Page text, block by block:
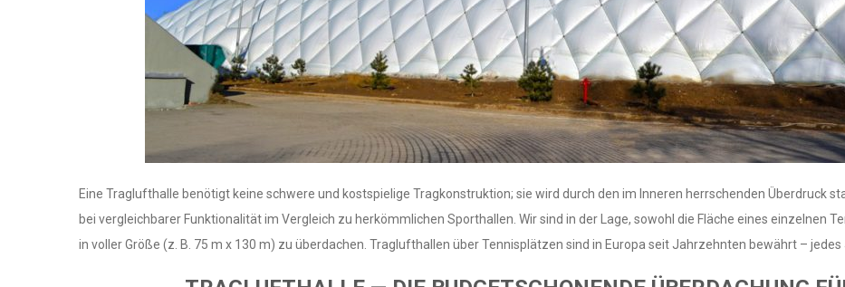
Eine Traglufthalle benötigt keine schwere und kostspielige Tragkonstruktion; sie wird durch den im Inneren herrschenden Überdruck
bei vergleichbarer Funktionalität im Vergleich zu herkömmlichen Sporthallen. Wir sind in der Lage, sowohl die Fläche eines einzelnen
in voller Größe (z. B. 75 m x 130 m) zu überdachen. Traglufthallen über Tennisplätzen sind in Europa seit Jahrzehnten bewährt –